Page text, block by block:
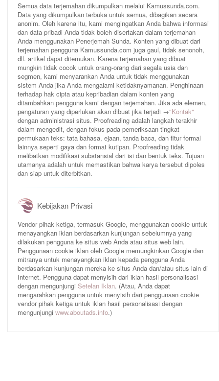
Semua data terjemahan dikumpulkan melalui Kamussunda.com.
Data yang dikumpulkan terbuka untuk semua, dibagikan secara
anonim. Oleh karena itu, kami mengingatkan Anda bahwa informasi
dan data pribadi Anda tidak boleh disertakan dalam terjemahan
Anda menggunakan Penerjemah Sunda. Konten yang dibuat dari
terjemahan pengguna Kamussunda.com juga gaul, tidak senonoh,
dll. artikel dapat ditemukan. Karena terjemahan yang dibuat
mungkin tidak cocok untuk orang-orang dari segala usia dan
segmen, kami menyarankan Anda untuk tidak menggunakan
sistem Anda jika Anda mengalami ketidaknyamanan. Penghinaan
terhadap hak cipta atau kepribadian dalam konten yang
ditambahkan pengguna kami dengan terjemahan. Jika ada elemen,
pengaturan yang diperlukan akan dibuat jika terjadi →"Kontak"
dengan administrasi situs. Proofreading adalah langkah terakhir
dalam mengedit, dengan fokus pada pemeriksaan tingkat
permukaan teks: tata bahasa, ejaan, tanda baca, dan fitur formal
lainnya seperti gaya dan format kutipan. Proofreading tidak
melibatkan modifikasi substansial dari isi dan bentuk teks. Tujuan
utamanya adalah untuk memastikan bahwa karya tersebut dipoles
dan siap untuk diterbitkan.
Kebijakan Privasi
Vendor pihak ketiga, termasuk Google, menggunakan cookie untuk
menayangkan iklan berdasarkan kunjungan sebelumnya yang
dilakukan pengguna ke situs web Anda atau situs web lain.
Penggunaan cookie iklan oleh Google memungkinkan Google dan
mitranya untuk menayangkan iklan kepada pengguna Anda
berdasarkan kunjungan mereka ke situs Anda dan/atau situs lain di
Internet. Pengguna dapat menyisih dari iklan hasil personalisasi
dengan mengunjungi Setelan Iklan. (Atau, Anda dapat
mengarahkan pengguna untuk menyisih dari penggunaan cookie
vendor pihak ketiga untuk iklan hasil personalisasi dengan
mengunjungi www.aboutads.info.)